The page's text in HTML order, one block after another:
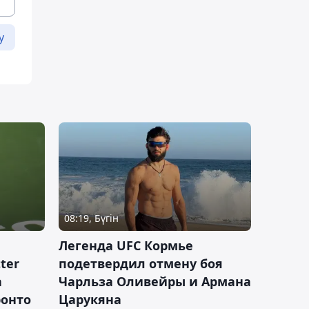
08:19, Бүгін
Легенда UFC Кормье
подетвердил отмену боя
Чарльза Оливейры и Армана
Царукяна